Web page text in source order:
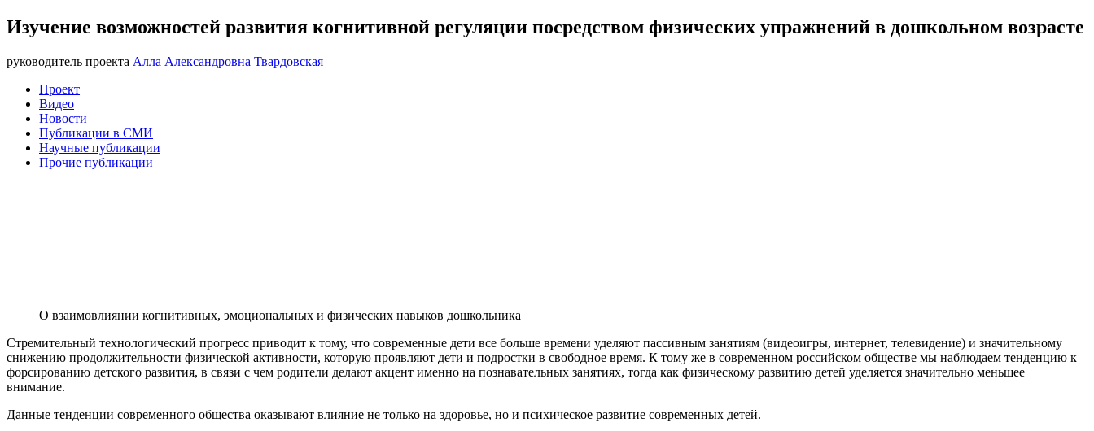
Изучение возможностей развития когнитивной регуляции посредством физических упражнений в дошкольном возрасте
руководитель проекта Алла Александровна Твардовская
Проект
Видео
Новости
Публикации в СМИ
Научные публикации
Прочие публикации
О взаимовлиянии когнитивных, эмоциональных и физических навыков дошкольника
Стремительный технологический прогресс приводит к тому, что современные дети все больше времени уделяют пассивным занятиям (видеоигры, интернет, телевидение) и значительному
снижению продолжительности физической активности, которую проявляют дети и подростки в свободное время. К тому же в современном российском обществе мы наблюдаем тенденцию к
форсированию детского развития, в связи с чем родители делают акцент именно на познавательных занятиях, тогда как физическому развитию детей уделяется значительно меньшее
внимание.
Данные тенденции современного общества оказывают влияние не только на здоровье, но и психическое развитие современных детей.